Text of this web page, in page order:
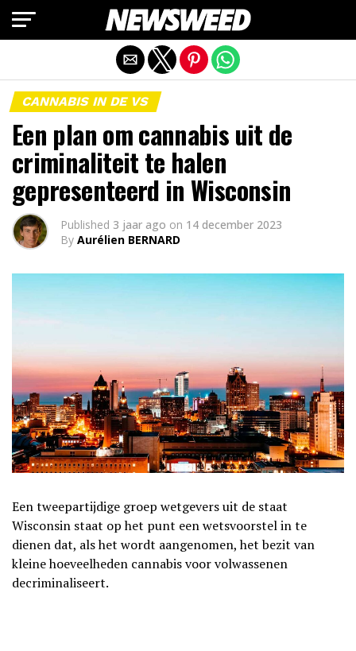
CANNABIS IN DE VS
Een plan om cannabis uit de
criminaliteit te halen
gepresenteerd in Wisconsin
Published 3 jaar ago on 14 december 2023
By Aurélien BERNARD
Een tweepartijdige groep wetgevers uit de staat
Wisconsin staat op het punt een wetsvoorstel in te
dienen dat, als het wordt aangenomen, het bezit van
kleine hoeveelheden cannabis voor volwassenen
decriminaliseert.
Mobiele versie afsluiten